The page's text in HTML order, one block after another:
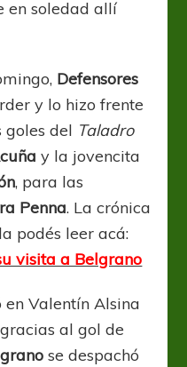
en soledad allí
Defensores
y lo hizo frente
goles del Taladro
y la jovencita
, para las
Penna. La crónica
podés leer acá:
visita a Belgrano
en Valentín Alsina
gracias al gol de
se despachó